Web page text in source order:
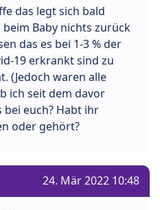
das legt sich bald
Baby nichts zurück
das es bei 1-3 % der
19 erkrankt sind zu
(Jedoch waren alle
ich seit dem davor
bei euch? Habt ihr
oder gehört?
24. Mär 2022 10:48